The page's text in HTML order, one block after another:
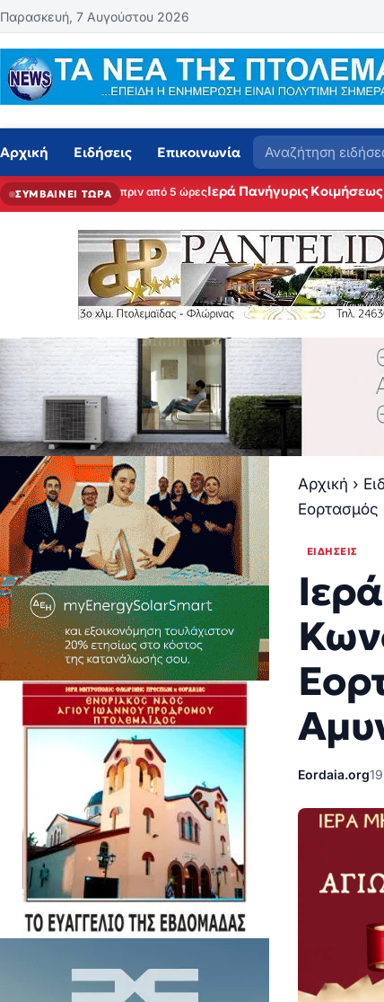
Μετάβαση στο περιεχόμενο
Παρασκευή, 7 Αυγούστου 2026
Αρχική Ειδήσεις Επικοινωνία Αναζήτηση
ΣΥΜΒΑΙΝΕΙ ΤΩΡΑ πριν από 5 ώρεςΙερά Πανήγυρις
Αρχική ›
Εορτασμός
ΕΙΔΉΣΕΙΣ
Eordaia.org